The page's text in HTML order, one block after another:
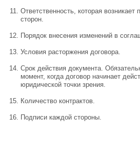
Ответственность, которая возникает
сторон.
Порядок внесения изменений в
Условия расторжения договора.
Срок действия документа.
момент, когда договор начинает
юридической точки зрения.
Количество контрактов.
Подписи каждой стороны.